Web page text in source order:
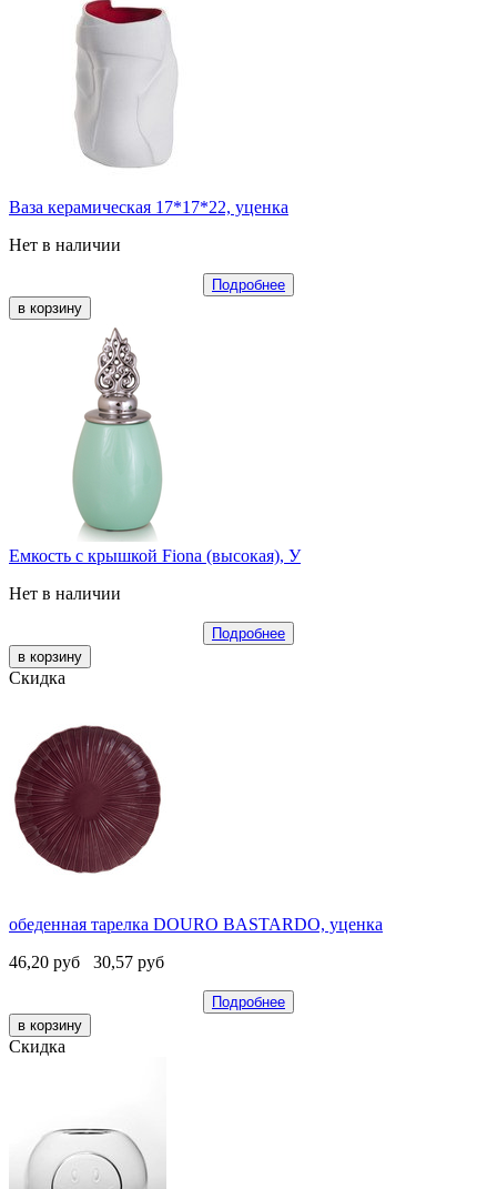
Ваза керамическая 17*17*22, уценка
Нет в наличии
Подробнее
Емкость с крышкой Fiona (высокая), У
Нет в наличии
Подробнее
Скидка
обеденная тарелка DOURO BASTARDO, уценка
46,20 руб 30,57 руб
Подробнее
Скидка